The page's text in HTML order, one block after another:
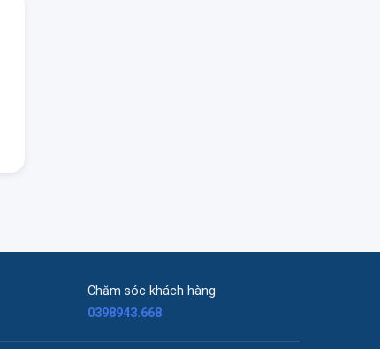
Chăm sóc khách hàng
0398943.668